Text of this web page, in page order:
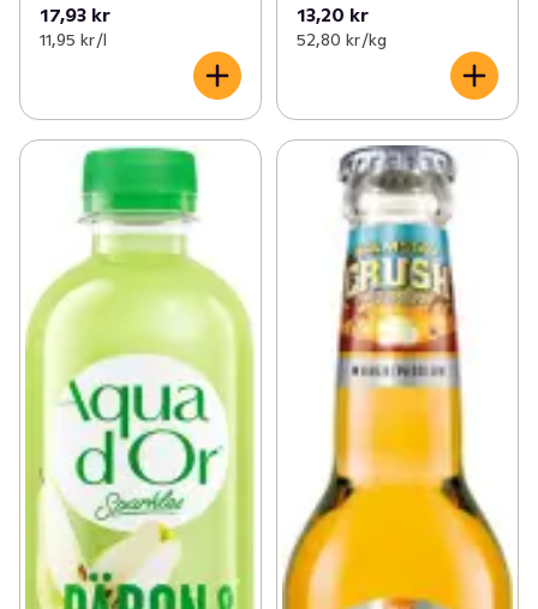
17,93 kr
11,95 kr /l
13,20 kr
52,80 kr /kg